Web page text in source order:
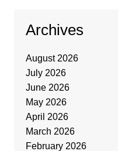
Archives
August 2026
July 2026
June 2026
May 2026
April 2026
March 2026
February 2026